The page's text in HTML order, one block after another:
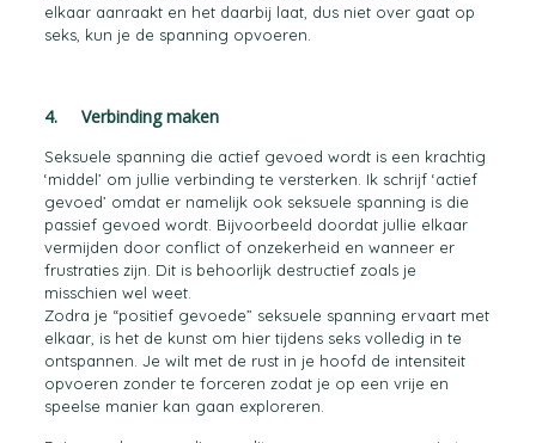
elkaar aanraakt en het daarbij laat, dus niet over gaat op
seks, kun je de spanning opvoeren.
4. Verbinding maken
Seksuele spanning die actief gevoed wordt is een krachtig
‘middel’ om jullie verbinding te versterken. Ik schrijf ‘actief
gevoed’ omdat er namelijk ook seksuele spanning is die
passief gevoed wordt. Bijvoorbeeld doordat jullie elkaar
vermijden door conflict of onzekerheid en wanneer er
frustraties zijn. Dit is behoorlijk destructief zoals je
misschien wel weet.
Zodra je “positief gevoede” seksuele spanning ervaart met
elkaar, is het de kunst om hier tijdens seks volledig in te
ontspannen. Je wilt met de rust in je hoofd de intensiteit
opvoeren zonder te forceren zodat je op een vrije en
speelse manier kan gaan exploreren.